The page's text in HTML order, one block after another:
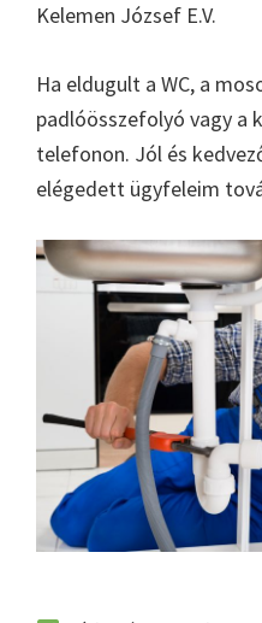
Kelemen József E.V.
Ha eldugult a WC, a
padlóösszefolyó vagy a
telefonon. Jól és
elégedett ügyfeleim